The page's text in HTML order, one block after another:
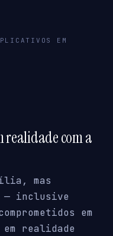
EM
realidade com a
mas
— inclusive
em
realidade